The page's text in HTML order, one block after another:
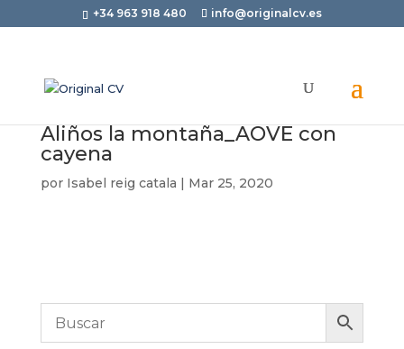
+34 963 918 480 info@originalcv.es
Aliños la montaña_AOVE con
cayena
por Isabel reig catala | Mar 25, 2020